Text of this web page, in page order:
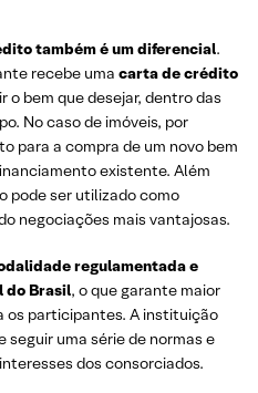
também é um diferencial.
recebe uma carta de crédito
o bem que desejar, dentro das
No caso de imóveis, por
para a compra de um novo bem
existente. Além
pode ser utilizado como
negociações mais vantajosas.
regulamentada e
do Brasil, o que garante maior
os participantes. A instituição
uma série de normas e
dos consorciados.